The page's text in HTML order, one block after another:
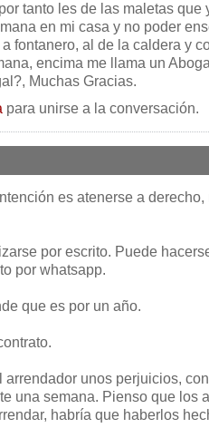
tanto les de las maletas que
en mi casa y no poder
fontanero, al de la caldera y
encima me llama un
Muchas Gracias.
para unirse a la conversación.
es atenerse a
por escrito. Puede
por whatsapp.
que es por un año.
unos perjuicios,
una semana. Pienso que los
habría que haberlos